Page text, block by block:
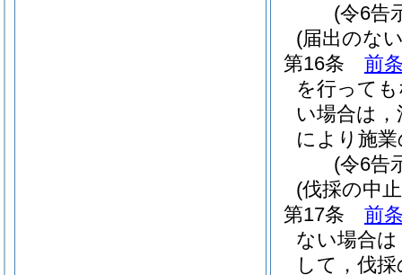
(令6告
(届出のな
第16条
前
を行って
い場合は
により施
(令6告
(伐採の中
第17条
前
ない場合
して，伐